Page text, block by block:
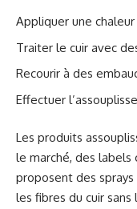
Appliquer une
Traiter le cuir avec
Recourir à des
Effectuer
Les produits
le marché, des labels
proposent des
les fibres du cuir sans